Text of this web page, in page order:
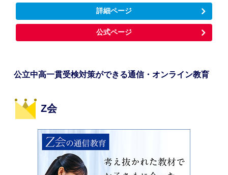
詳細ページ
公式ページ
公立中高一貫受検対策ができる通信・オンライン教育
Z会